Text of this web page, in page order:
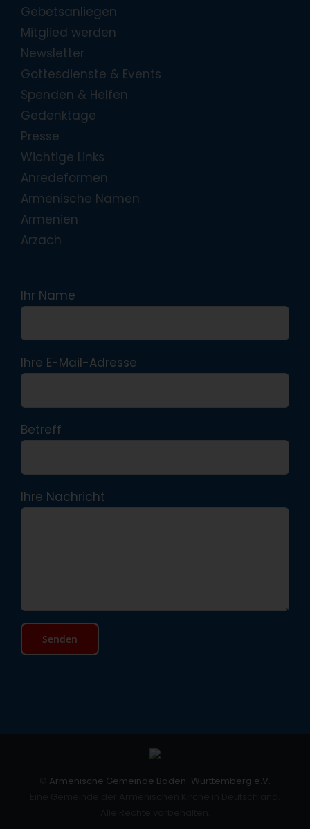
Gebetsanliegen
Mitglied werden
Newsletter
Gottesdienste & Events
Spenden & Helfen
Gedenktage
Presse
Wichtige Links
Anredeformen
Armenische Namen
Armenien
Arzach
Ihr Name
Ihre E-Mail-Adresse
Betreff
Ihre Nachricht
Armenische Gemeinde Baden-Württemberg e.V.